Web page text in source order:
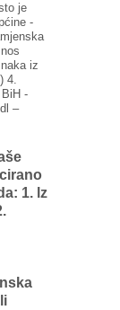
je
-
iz
4.
-
–
1. lz